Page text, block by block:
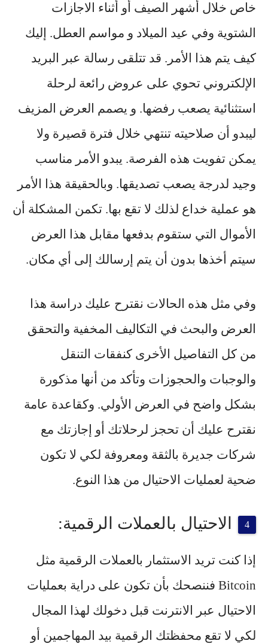
خاص خلال أشهر الصيف أو أثناء الاجازات
الشتوية وفي عيد الميلاد و مواسم العطل. إليك
كيف يتم هذا الأمر. قد تتلقى رسالة عبر البريد
الإلكتروني تحوي على عروض رائعة لرحلة
استثنائية يصعب رفضها. و يصمم العرض المزيف
ليبدو أن صلاحيته تنتهي خلال فترة قصيرة ولا
يمكن تفويت هذه الفرصة. يبدو الأمر مناسب
وجيد لدرجة يصعب تصديقها. وبالحقيقة هذا الأمر
هو عملية خداع لذلك لا تقع بها. تكمن المشكلة أن
الأموال التي ستقوم بدفعها مقابل هذا العرض
سيتم أخذها بدون أن يتم إرسالك إلى أي مكان.
وفي مثل هذه الحالات نقترح عليك دراسة هذا
العرض والبحث في التكاليف المخفية والتحقق
من كل التفاصيل الأخرى كنفقات التنقل
والوجبات والحجوزات وتأكد من أنها مذكورة
بشكل واضح في العرض الأولي. وكقاعدة عامة
نقترح عليك أن تحجز لرحلاتك أو إجازتك مع
شركات جديرة بالثقة ومعروفة لكي لا تكون
ضحية لعمليات الاحتيال من هذا النوع.
الاحتيال بالعملات الرقمية:
إذا كنت تريد الاستثمار بالعملات الرقمية مثل
Bitcoin فننصحك بأن تكون على دراية بعمليات
الاحتيال عبر الانترنت قبل دخولك لهذا المجال
لكي لا تقع محفظتك الرقمية بيد المهاجمين أو